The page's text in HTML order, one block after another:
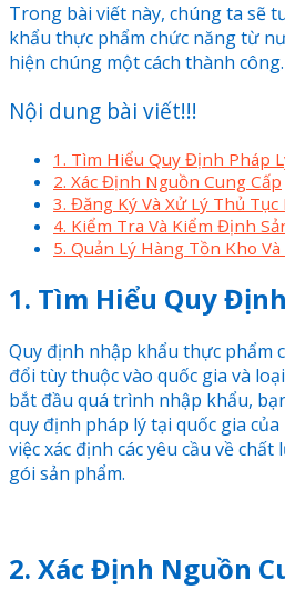
Trong bài viết này, chúng ta sẽ
khẩu thực phẩm chức năng từ
hiện chúng một cách thành công.
Nội dung bài viết!!!
1. Tìm Hiểu Quy Định Pháp
2. Xác Định Nguồn Cung Cấp
3. Đăng Ký Và Xử Lý Thủ Tục
4. Kiểm Tra Và Kiểm Định
5. Quản Lý Hàng Tồn Kho
1. Tìm Hiểu Quy
Quy định nhập khẩu thực phẩm
đổi tùy thuộc vào quốc gia và
bắt đầu quá trình nhập khẩu,
quy định pháp lý tại quốc gia
việc xác định các yêu cầu về
gói sản phẩm.
2. Xác Định Nguồn